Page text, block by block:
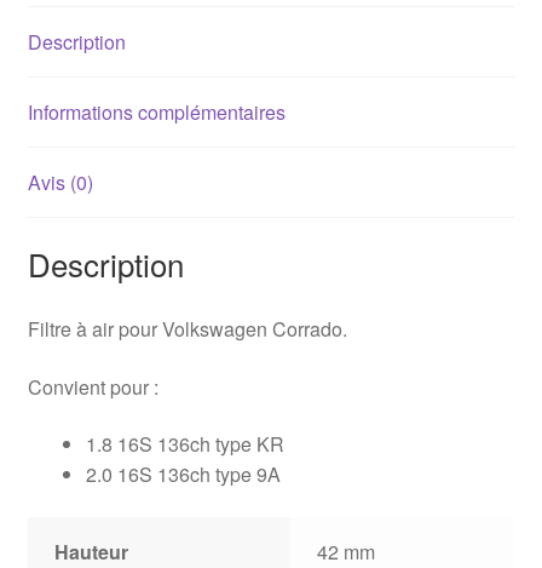
/
16S
Description
Informations complémentaires
Avis (0)
Description
Filtre à air pour Volkswagen Corrado.
Convient pour :
1.8 16S 136ch type KR
2.0 16S 136ch type 9A
Hauteur 42 mm